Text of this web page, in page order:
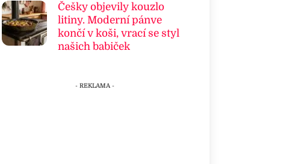
Češky objevily kouzlo
litiny. Moderní pánve
končí v koši, vrací se styl
našich babiček